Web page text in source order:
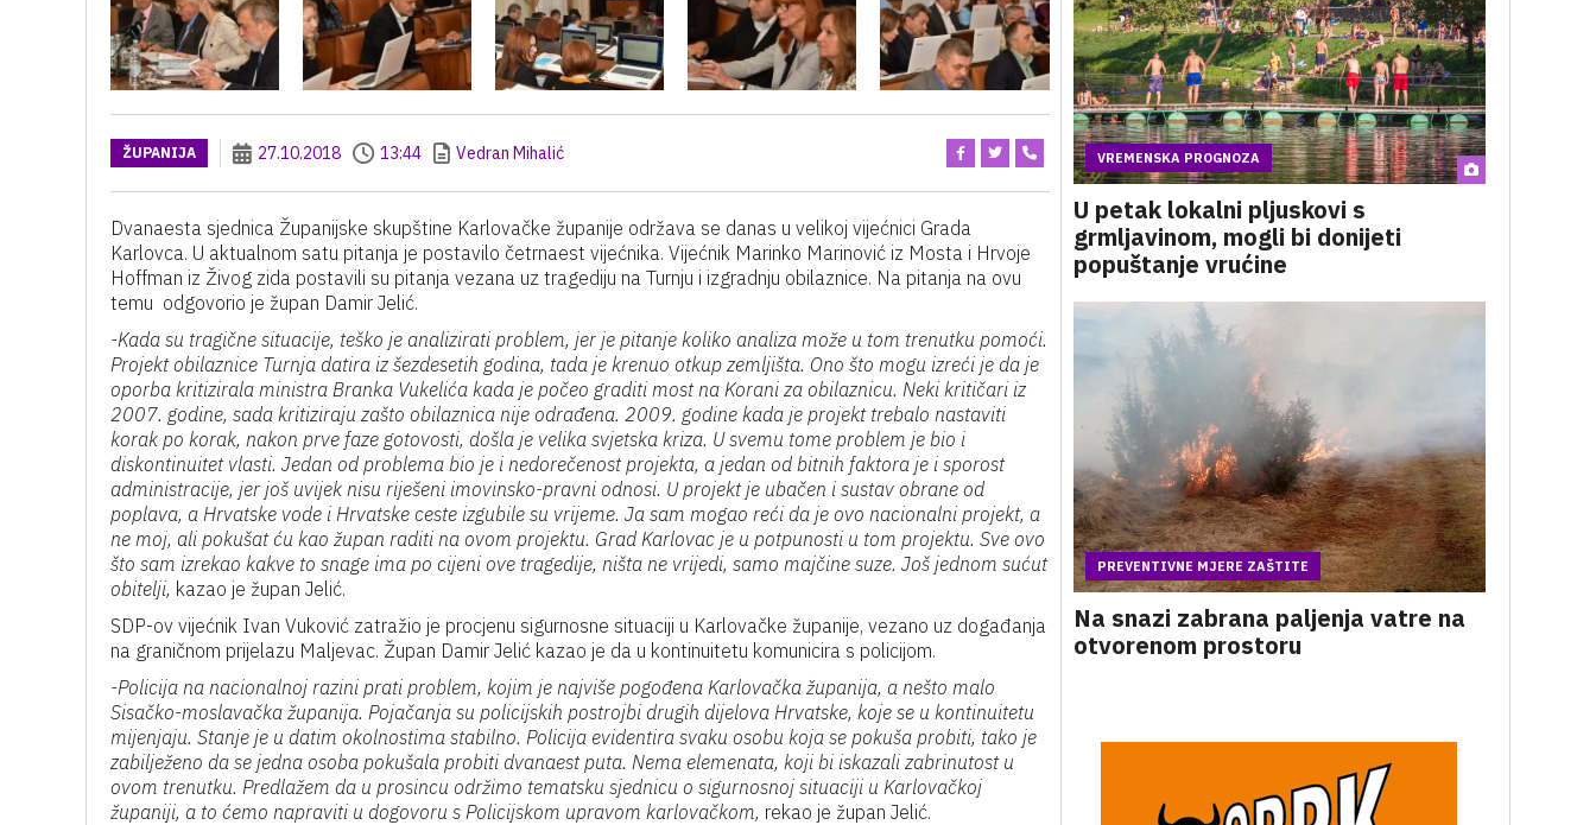
ŽUPANIJA 27.10.2018 13:44 Vedran Mihalić
Dvanaesta sjednica Županijske skupštine Karlovačke županije održava se danas u velikoj vijećnici Grada
Karlovca. U aktualnom satu pitanja je postavilo četrnaest vijećnika. Vijećnik Marinko Marinović iz Mosta i Hrvoje
Hoffman iz Živog zida postavili su pitanja vezana uz tragediju na Turnju i izgradnju obilaznice. Na pitanja na ovu
temu odgovorio je župan Damir Jelić.
-Kada su tragične situacije, teško je analizirati problem, jer je pitanje koliko analiza može u tom trenutku pomoći.
Projekt obilaznice Turnja datira iz šezdesetih godina, tada je krenuo otkup zemljišta. Ono što mogu izreći je da je
oporba kritizirala ministra Branka Vukelića kada je počeo graditi most na Korani za obilaznicu. Neki kritičari iz
2007. godine, sada kritiziraju zašto obilaznica nije odrađena. 2009. godine kada je projekt trebalo nastaviti
korak po korak, nakon prve faze gotovosti, došla je velika svjetska kriza. U svemu tome problem je bio i
diskontinuitet vlasti. Jedan od problema bio je i nedorečenost projekta, a jedan od bitnih faktora je i sporost
administracije, jer još uvijek nisu riješeni imovinsko-pravni odnosi. U projekt je ubačen i sustav obrane od
poplava, a Hrvatske vode i Hrvatske ceste izgubile su vrijeme. Ja sam mogao reći da je ovo nacionalni projekt, a
ne moj, ali pokušat ću kao župan raditi na ovom projektu. Grad Karlovac je u potpunosti u tom projektu. Sve ovo
što sam izrekao kakve to snage ima po cijeni ove tragedije, ništa ne vrijedi, samo majčine suze. Još jednom sućut
obitelji, kazao je župan Jelić.
SDP-ov vijećnik Ivan Vuković zatražio je procjenu sigurnosne situaciji u Karlovačke županije, vezano uz događanja
na graničnom prijelazu Maljevac. Župan Damir Jelić kazao je da u kontinuitetu komunicira s policijom.
-Policija na nacionalnoj razini prati problem, kojim je najviše pogođena Karlovačka županija, a nešto malo
Sisačko-moslavačka županija. Pojačanja su policijskih postrojbi drugih dijelova Hrvatske, koje se u kontinuitetu
mijenjaju. Stanje je u datim okolnostima stabilno. Policija evidentira svaku osobu koja se pokuša probiti, tako je
zabilježeno da se jedna osoba pokušala probiti dvanaest puta. Nema elemenata, koji bi iskazali zabrinutost u
ovom trenutku. Predlažem da u prosincu održimo tematsku sjednicu o sigurnosnoj situaciji u Karlovačkoj
županiji, a to ćemo napraviti u dogovoru s Policijskom upravom karlovačkom, rekao je župan Jelić.
VREMENSKA PROGNOZA
U petak lokalni pljuskovi s
grmljavinom, mogli bi donijeti
popuštanje vrućine
PREVENTIVNE MJERE ZAŠTITE
Na snazi zabrana paljenja vatre na
otvorenom prostoru